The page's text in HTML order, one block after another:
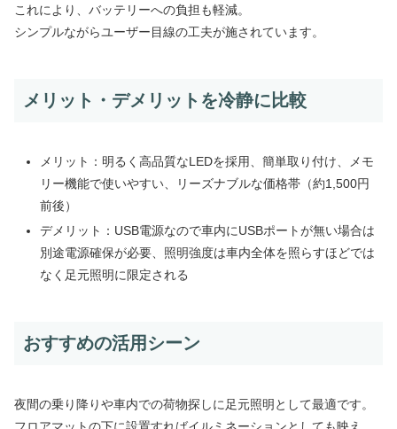
これにより、バッテリーへの負担も軽減。
シンプルながらユーザー目線の工夫が施されています。
メリット・デメリットを冷静に比較
メリット：明るく高品質なLEDを採用、簡単取り付け、メモ
リー機能で使いやすい、リーズナブルな価格帯（約1,500円
前後）
デメリット：USB電源なので車内にUSBポートが無い場合は
別途電源確保が必要、照明強度は車内全体を照らすほどでは
なく足元照明に限定される
おすすめの活用シーン
夜間の乗り降りや車内での荷物探しに足元照明として最適です。